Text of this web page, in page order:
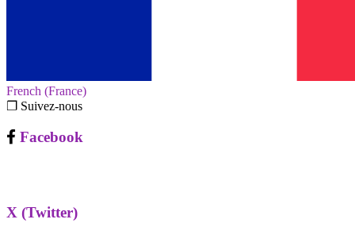
French (France)‎
❐ Suivez-nous
Facebook
X (Twitter)